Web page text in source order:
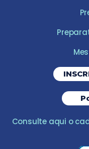
Consulte aqui o